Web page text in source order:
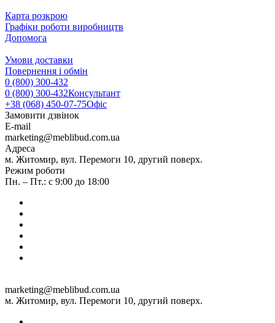
Карта розкрою
Графіки роботи виробництв
Допомога
Умови доставки
Повернення і обмін
0 (800) 300-432
0 (800) 300-432Консультант
+38 (068) 450-07-75Офіс
Замовити дзвінок
E-mail
marketing@meblibud.com.ua
Адреса
м. Житомир, вул. Перемоги 10, другий поверх.
Режим роботи
Пн. – Пт.: с 9:00 до 18:00
marketing@meblibud.com.ua
м. Житомир, вул. Перемоги 10, другий поверх.